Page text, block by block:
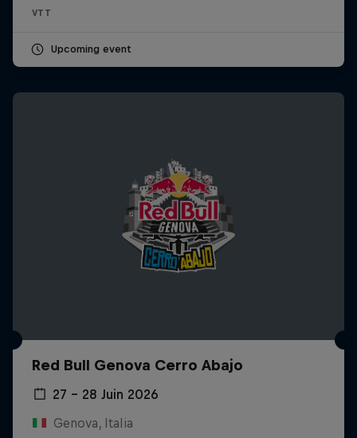
VTT
Upcoming event
Red Bull Genova Cerro Abajo
27 – 28 Juin 2026
Genova, Italia